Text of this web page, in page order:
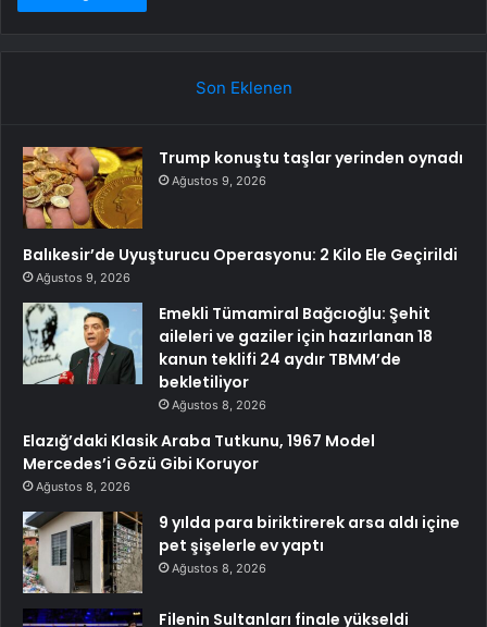
Son Eklenen
Trump konuştu taşlar yerinden oynadı
Ağustos 9, 2026
Balıkesir’de Uyuşturucu Operasyonu: 2 Kilo Ele Geçirildi
Ağustos 9, 2026
Emekli Tümamiral Bağcıoğlu: Şehit
aileleri ve gaziler için hazırlanan 18
kanun teklifi 24 aydır TBMM’de
bekletiliyor
Ağustos 8, 2026
Elazığ’daki Klasik Araba Tutkunu, 1967 Model
Mercedes’i Gözü Gibi Koruyor
Ağustos 8, 2026
9 yılda para biriktirerek arsa aldı içine
pet şişelerle ev yaptı
Ağustos 8, 2026
Filenin Sultanları finale yükseldi